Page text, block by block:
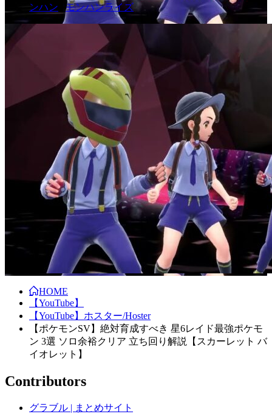
ンハン
モンハンライズ
HOME
【YouTube】
【YouTube】ホスター/Hoster
【ポケモンSV】絶対育成すべき 星6レイド最強ポケモ
ン 3選 ソロ余裕クリア 立ち回り解説【スカーレット バ
イオレット】
Contributors
グラブル | まとめサイト